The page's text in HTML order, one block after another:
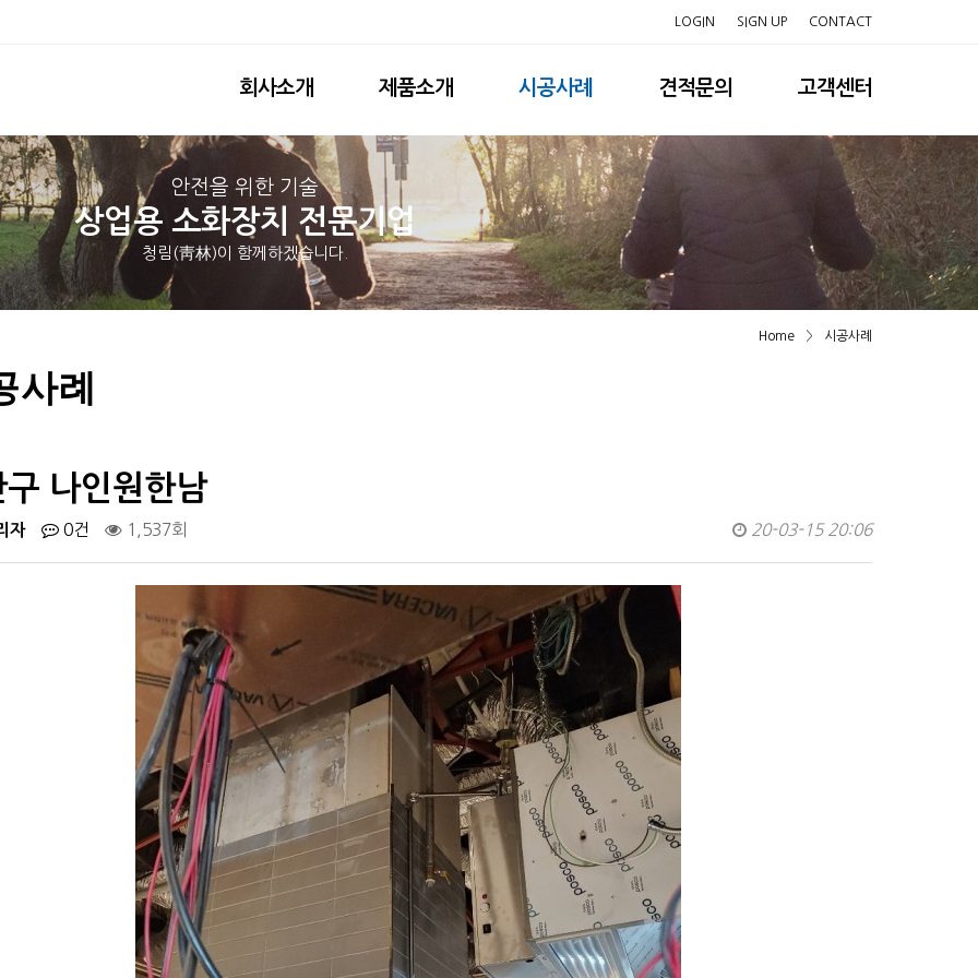
CONTACT
SIGN UP
LOGIN
회사소개 제품소개 시공사례 견적문의 고객센터
안전을 위한 기술
상업용 소화장치 전문기업
청림(靑林)이 함께하겠습니다.
Home > 시공사례
사례
구 나인원한남
자 0건 1,537회 20-03-15 20:06